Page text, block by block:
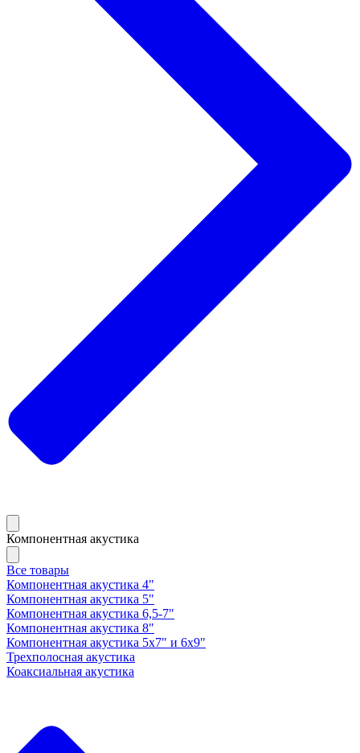
Компонентная акустика
Все товары
Компонентная акустика 4"
Компонентная акустика 5"
Компонентная акустика 6,5-7"
Компонентная акустика 8"
Компонентная акустика 5х7" и 6х9"
Трехполосная акустика
Коаксиальная акустика